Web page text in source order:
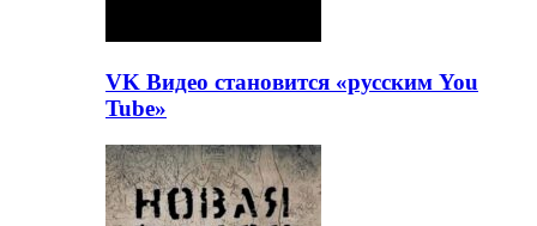
VK Видео становится «русским You
Tube»